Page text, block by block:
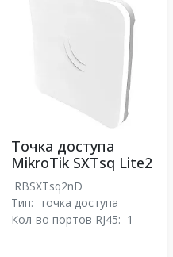
Точка доступа
MikroTik SXTsq Lite2
RBSXTsq2nD
Тип: точка доступа
Кол-во портов RJ45: 1